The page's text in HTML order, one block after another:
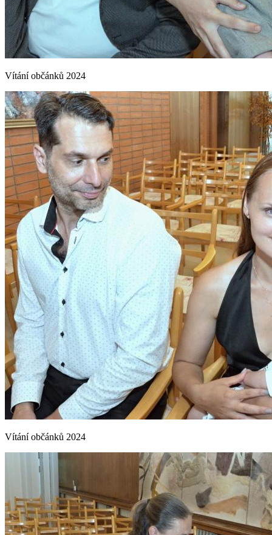
Vítání občánků 2024
Vítání občánků 2024